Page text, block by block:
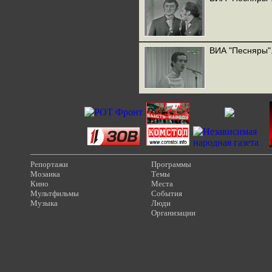
ВИА
Репортажи
Мозаика
Кино
Мультфильмы
Музыка
Программы
Темы
Места
События
Люди
Организации